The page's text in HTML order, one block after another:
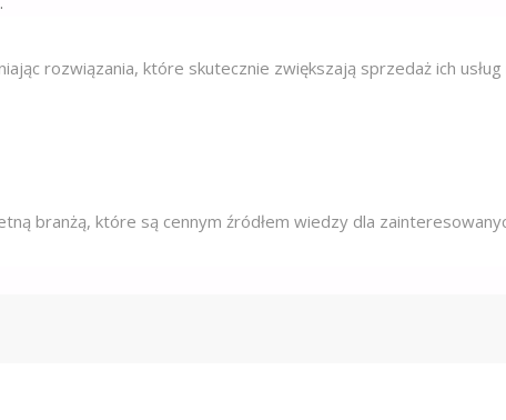
rozwiązania, które skutecznie zwiększają sprzedaż ich
branżą, które są cennym źródłem wiedzy dla